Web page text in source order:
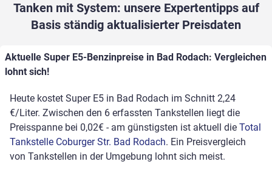
Tanken mit System: unsere Expertentipps auf
Basis ständig aktualisierter Preisdaten
Aktuelle Super E5-Benzinpreise in Bad Rodach: Vergleichen
lohnt sich!
Heute kostet Super E5 in Bad Rodach im Schnitt 2,24
€/Liter. Zwischen den 6 erfassten Tankstellen liegt die
Preisspanne bei 0,02€ - am günstigsten ist aktuell die Total
Tankstelle Coburger Str. Bad Rodach. Ein Preisvergleich
von Tankstellen in der Umgebung lohnt sich meist.